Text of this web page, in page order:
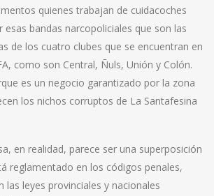
quienes trabajan de cuidacoches
esas bandas narcopoliciales que son las
de los cuatro clubes que se encuentran en
como son Central, Ñuls, Unión y Colón.
es un negocio garantizado por la zona
los nichos corruptos de La Santafesina
en realidad, parece ser una superposición
reglamentado en los códigos penales,
las leyes provinciales y nacionales